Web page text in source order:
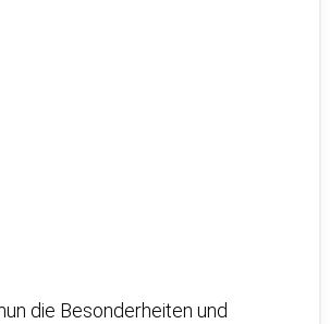
die Besonderheiten und